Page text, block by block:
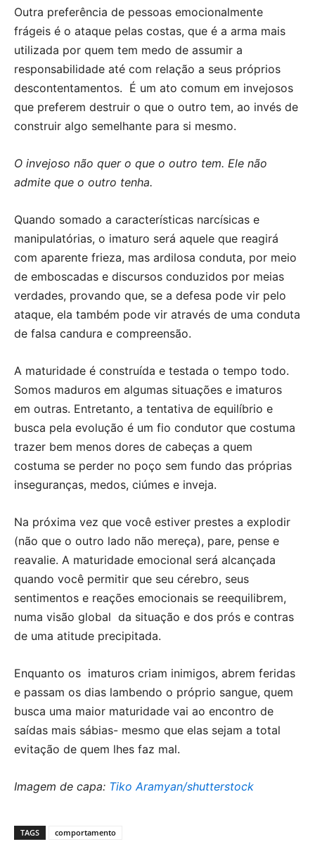
Outra preferência de pessoas emocionalmente
frágeis é o ataque pelas costas, que é a arma mais
utilizada por quem tem medo de assumir a
responsabilidade até com relação a seus próprios
descontentamentos. É um ato comum em invejosos
que preferem destruir o que o outro tem, ao invés de
construir algo semelhante para si mesmo.
O invejoso não quer o que o outro tem. Ele não
admite que o outro tenha.
Quando somado a características narcísicas e
manipulatórias, o imaturo será aquele que reagirá
com aparente frieza, mas ardilosa conduta, por meio
de emboscadas e discursos conduzidos por meias
verdades, provando que, se a defesa pode vir pelo
ataque, ela também pode vir através de uma conduta
de falsa candura e compreensão.
A maturidade é construída e testada o tempo todo.
Somos maduros em algumas situações e imaturos
em outras. Entretanto, a tentativa de equilíbrio e
busca pela evolução é um fio condutor que costuma
trazer bem menos dores de cabeças a quem
costuma se perder no poço sem fundo das próprias
inseguranças, medos, ciúmes e inveja.
Na próxima vez que você estiver prestes a explodir
(não que o outro lado não mereça), pare, pense e
reavalie. A maturidade emocional será alcançada
quando você permitir que seu cérebro, seus
sentimentos e reações emocionais se reequilibrem,
numa visão global da situação e dos prós e contras
de uma atitude precipitada.
Enquanto os imaturos criam inimigos, abrem feridas
e passam os dias lambendo o próprio sangue, quem
busca uma maior maturidade vai ao encontro de
saídas mais sábias- mesmo que elas sejam a total
evitação de quem lhes faz mal.
Imagem de capa: Tiko Aramyan/shutterstock
TAGS comportamento